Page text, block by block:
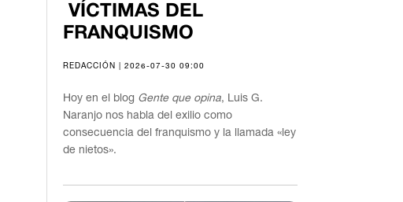
VÍCTIMAS DEL
FRANQUISMO
REDACCIÓN | 2026-07-30 09:00
Hoy en el blog Gente que opina, Luis G.
Naranjo nos habla del exilio como
consecuencia del franquismo y la llamada «ley
de nietos».